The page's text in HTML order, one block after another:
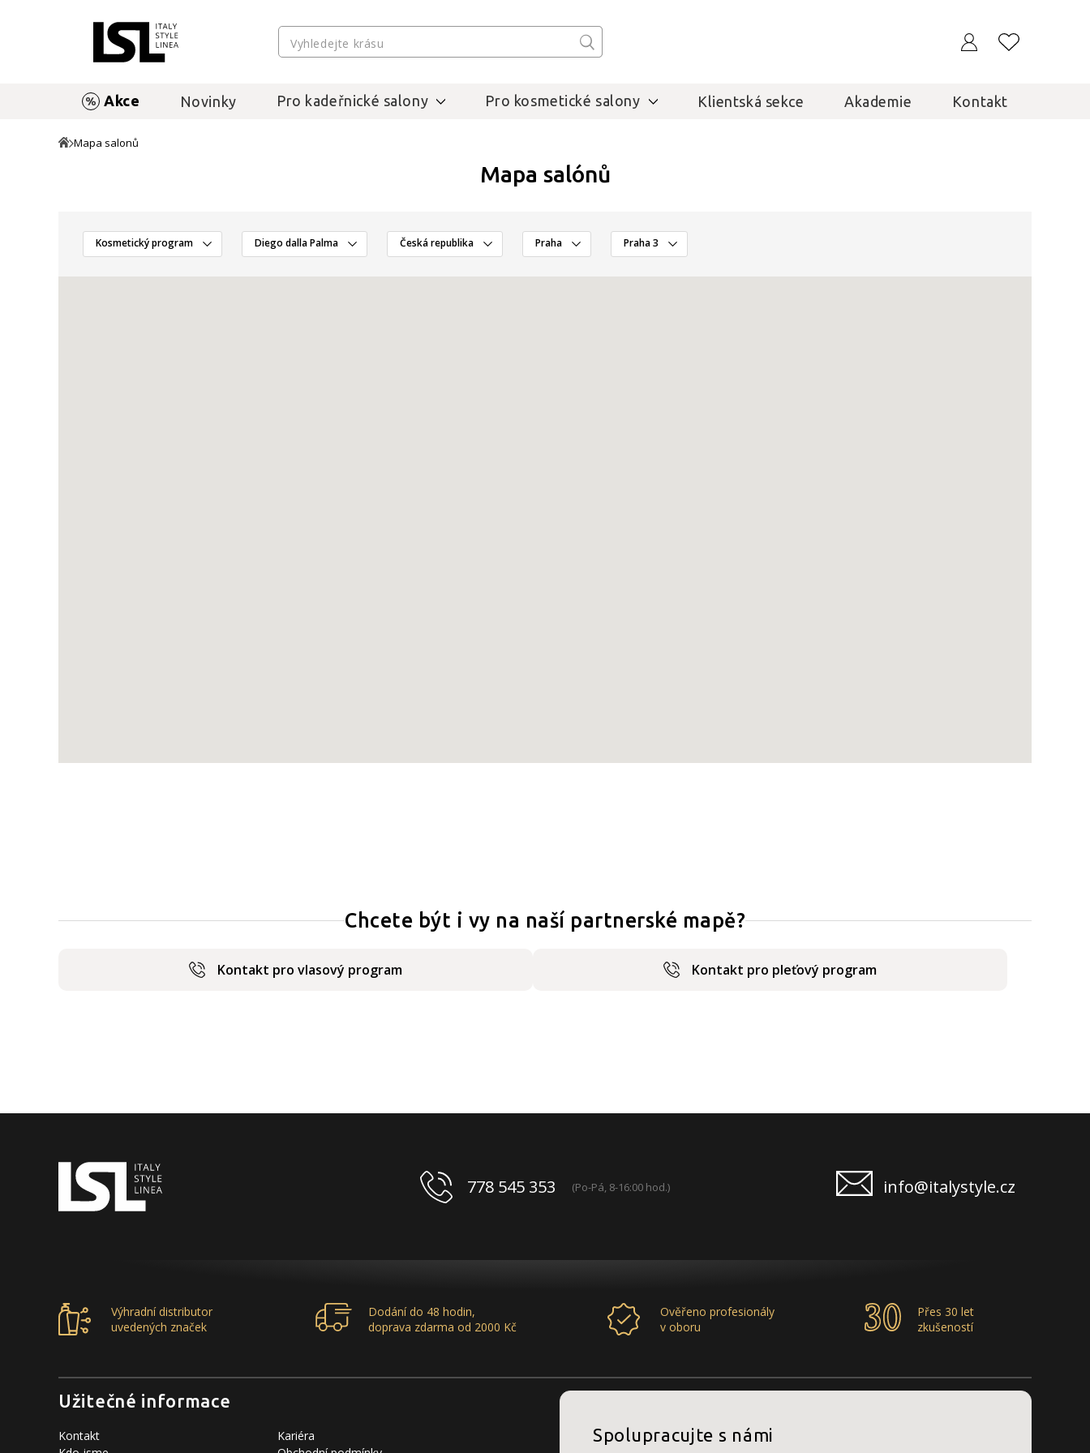
Akce Novinky Pro kadeřnické salony Pro kosmetické salony Klientská sekce Akademie Kontakt
Mapa salonů
Mapa salónů
Kosmetický program Diego dalla Palma Česká republika Praha Praha 3
Chcete být i vy na naší partnerské mapě?
Kontakt pro vlasový program Kontakt pro pleťový program
778 545 353 (Po-Pá, 8-16:00 hod.) info@italystyle.cz
Výhradní distributor
uvedených značek
Dodání do 48 hodin,
doprava zdarma od 2000 Kč
Ověřeno profesionály
v oboru
Přes 30 let
zkušeností
Užitečné informace
Kontakt
Kariéra
Spolupracujte s námi